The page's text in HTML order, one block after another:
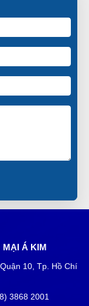
MẠI Á KIM
10, Tp. Hồ Chí
3868 2001